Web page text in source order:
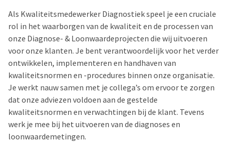
Login
Contact
Als Kwaliteitsmedewerker Diagnostiek speel je een cruciale
rol in het waarborgen van de kwaliteit en de processen van
onze Diagnose- & Loonwaardeprojecten die wij uitvoeren
voor onze klanten. Je bent verantwoordelijk voor het verder
ontwikkelen, implementeren en handhaven van
kwaliteitsnormen en -procedures binnen onze organisatie.
Je werkt nauw samen met je collega’s om ervoor te zorgen
dat onze adviezen voldoen aan de gestelde
kwaliteitsnormen en verwachtingen bij de klant. Tevens
werk je mee bij het uitvoeren van de diagnoses en
loonwaardemetingen.